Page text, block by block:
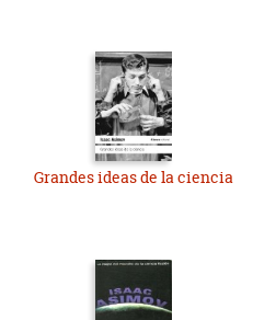
Grandes ideas de la ciencia